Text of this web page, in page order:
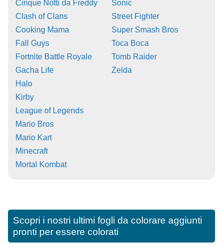
Cinque Notti da Freddy
Clash of Clans
Cooking Mama
Fall Guys
Fortnite Battle Royale
Gacha Life
Halo
Kirby
League of Legends
Mario Bros
Mario Kart
Minecraft
Mortal Kombat
Sonic
Street Fighter
Super Smash Bros
Toca Boca
Tomb Raider
Zelda
Scopri i nostri ultimi fogli da colorare aggiunti
pronti per essere colorati